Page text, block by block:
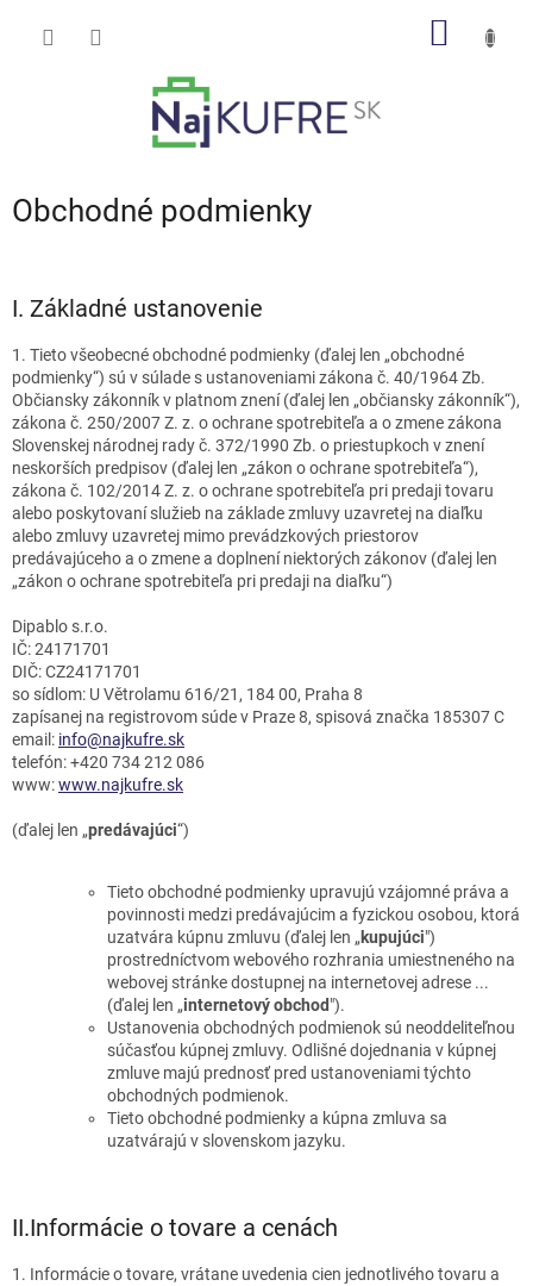
Obchodné podmienky
I. Základné ustanovenie
1. Tieto všeobecné obchodné podmienky (ďalej len „obchodné
podmienky“) sú v súlade s ustanoveniami zákona č. 40/1964 Zb.
Občiansky zákonník v platnom znení (ďalej len „občiansky zákonník“),
zákona č. 250/2007 Z. z. o ochrane spotrebiteľa a o zmene zákona
Slovenskej národnej rady č. 372/1990 Zb. o priestupkoch v znení
neskorších predpisov (ďalej len „zákon o ochrane spotrebiteľa“),
zákona č. 102/2014 Z. z. o ochrane spotrebiteľa pri predaji tovaru
alebo poskytovaní služieb na základe zmluvy uzavretej na diaľku
alebo zmluvy uzavretej mimo prevádzkových priestorov
predávajúceho a o zmene a doplnení niektorých zákonov (ďalej len
„zákon o ochrane spotrebiteľa pri predaji na diaľku“)
Dipablo s.r.o.
IČ:24171701
DIČ: CZ24171701
so sídlom: U Větrolamu 616/21, 184 00, Praha 8
zapísanej na registrovom súde v Praze 8, spisová značka 185307 C
email : info@najkufre.sk
telefón: +420 734 212 086
www:www.najkufre.sk
(ďalej len „predávajúci“)
Tieto obchodné podmienky upravujú vzájomné práva a
povinnosti medzi predávajúcim a fyzickou osobou, ktorá
uzatvára kúpnu zmluvu (ďalej len „kupujúci")
prostredníctvom webového rozhrania umiestneného na
webovej stránke dostupnej na internetovej adrese ...
(ďalej len „internetový obchod").
Ustanovenia obchodných podmienok sú neoddeliteľnou
súčasťou kúpnej zmluvy. Odlišné dojednania v kúpnej
zmluve majú prednosť pred ustanoveniami týchto
obchodných podmienok.
Tieto obchodné podmienky a kúpna zmluva sa
uzatvárajú v slovenskom jazyku.
II.Informácie o tovare a cenách
1. Informácie o tovare, vrátane uvedenia cien jednotlivého tovaru a